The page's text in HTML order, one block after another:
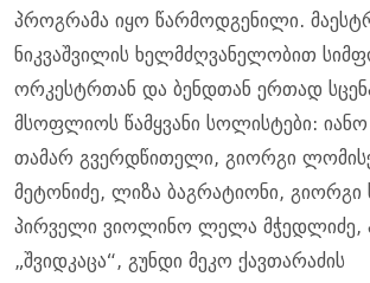
პროგრამა იყო წარმოდგენილი.
ნიკვაშვილის ხელმძღვანელობით
ორკესტრთან და ბენდთან ერთად
მსოფლიოს წამყვანი სოლისტები:
თამარ გვერდწითელი, გიორგი
მეტონიძე, ლიზა ბაგრატიონი, გიორგი
პირველი ვიოლინო ლელა მჭედლიძე,
„შვიდკაცა“, გუნდი მეკო ქავთარაძის